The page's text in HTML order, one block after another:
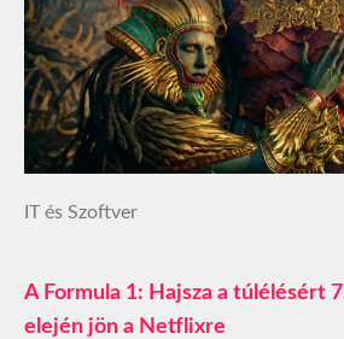
IT és Szoftver
A Formula 1: Hajsza a túlélésért
elején jön a Netflixre